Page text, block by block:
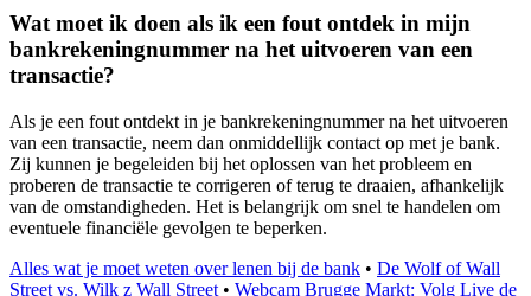
Wat moet ik doen als ik een fout ontdek in mijn
bankrekeningnummer na het uitvoeren van een
transactie?
Als je een fout ontdekt in je bankrekeningnummer na het uitvoeren
van een transactie, neem dan onmiddellijk contact op met je bank.
Zij kunnen je begeleiden bij het oplossen van het probleem en
proberen de transactie te corrigeren of terug te draaien, afhankelijk
van de omstandigheden. Het is belangrijk om snel te handelen om
eventuele financiële gevolgen te beperken.
Alles wat je moet weten over lenen bij de bank • De Wolf of Wall
Street vs. Wilk z Wall Street • Webcam Brugge Markt: Volg Live de